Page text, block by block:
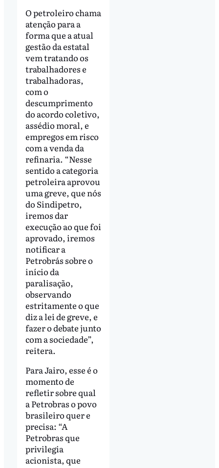
O petroleiro chama
atenção para a
forma que a atual
gestão da estatal
vem tratando os
trabalhadores e
trabalhadoras,
com o
descumprimento
do acordo coletivo,
assédio moral, e
empregos em risco
com a venda da
refinaria. “Nesse
sentido a categoria
petroleira aprovou
uma greve, que nós
do Sindipetro,
iremos dar
execução ao que foi
aprovado, iremos
notificar a
Petrobrás sobre o
início da
paralisação,
observando
estritamente o que
diz a lei de greve, e
fazer o debate junto
com a sociedade”,
reitera.
Para Jairo, esse é o
momento de
refletir sobre qual
a Petrobras o povo
brasileiro quer e
precisa: “A
Petrobras que
privilegia
acionista, que